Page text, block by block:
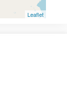
Leaflet